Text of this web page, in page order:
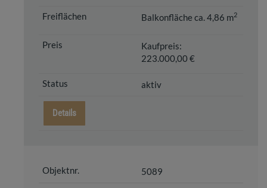
Balkonfläche ca. 4,86 m2
Kaufpreis:
223.000,00 €
aktiv
Details
5089